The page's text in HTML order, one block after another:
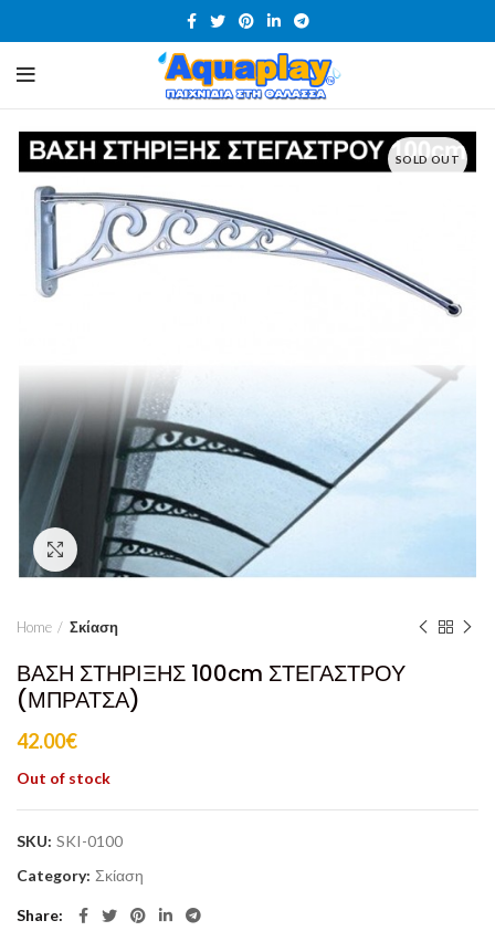
SOLD OUT
Click to enlarge
Home Σκίαση
ΒΑΣΗ ΣΤΗΡΙΞΗΣ 100cm ΣΤΕΓΑΣΤΡΟΥ
(ΜΠΡΑΤΣΑ)
42.00€
Out of stock
SKU: SKI-0100
Category: Σκίαση
Share